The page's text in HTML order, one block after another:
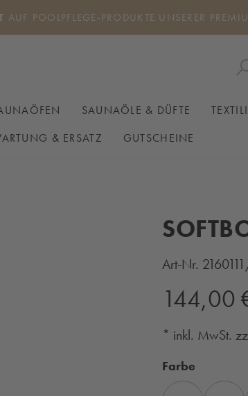
AUF POOLPFLEGE-PRODUKTE UNSERER
SAUNAÖLE & DÜFTE
& ERSATZ
GUTSCHEINE
Art-Nr.
Regulärer Preis:
144,00
* inkl. MwSt.
Farbe